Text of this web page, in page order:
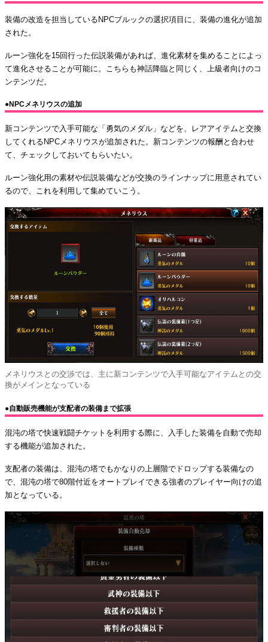
装備の改造を担当しているNPCブルックの選択項目に、装備の進化が追加
された。
ルーン強化を15回行った伝説装備があれば、進化素材を集めることによっ
て進化させることが可能に。こちらも神話降臨と同じく、上級者向けのコ
ンテンツだ。
●NPCメネリウスの追加
新コンテンツで入手可能な「勇気のメダル」などを、レアアイテムと交換
してくれるNPCメネリウスが追加された。新コンテンツの報酬と合わせ
て、チェックしておいてもらいたい。
ルーン強化用の素材や伝説装備などが交換のラインナップに用意されてい
るので、これを利用して集めていこう。
メネリウスとの交渉では、主に新コンテンツで入手可能なアイテムとの交
換がメインとなっている
●自動販売機能が支配者の装備まで拡張
混沌の塔で快速戦闘チケットを利用する際に、入手した装備を自動で売却
する機能が追加された。
支配者の装備は、混沌の塔でもかなりの上層階でドロップする装備なの
で、混沌の塔で80階付近をオートプレイできる強者のプレイヤー向けの追
加となっている。